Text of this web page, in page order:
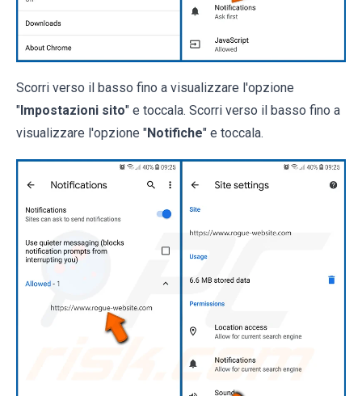
Scorri verso il basso fino a visualizzare l'opzione
" Impostazioni sito" e toccala. Scorri verso il basso fino a
visualizzare l'opzione "Notifiche" e toccala.